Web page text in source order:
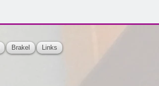
Brakel Links